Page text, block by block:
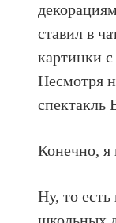
ставил в
картинки
Несмотря
спектакль
Конечно, я
Ну, то